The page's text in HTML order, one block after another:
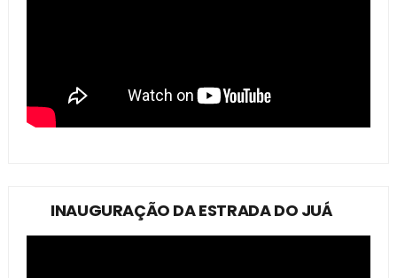
INAUGURAÇÃO DA ESTRADA DO JUÁ